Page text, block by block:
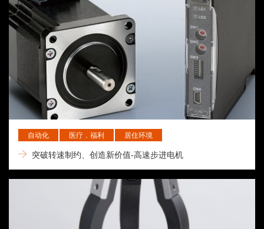
自动化 医疗．福利 居住环境
突破转速制约、创造新价值-高速步进电机